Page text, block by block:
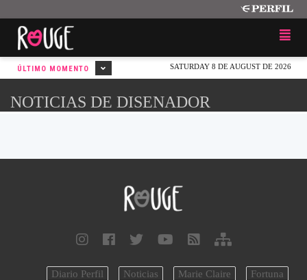
SATURDAY 8 DE AUGUST DE 2026
ÚLTIMO MOMENTO
NOTICIAS DE DISENADOR
Diario Perfil Noticias Marie Claire
Fortuna